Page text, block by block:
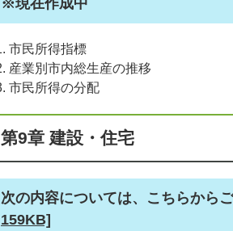
市民所得指標
産業別市内総生産の推移
市民所得の分配
第9章 建設・住宅
次の内容については、こちらから
159KB]